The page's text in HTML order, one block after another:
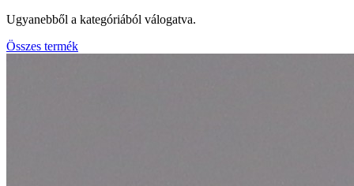
Ugyanebből a kategóriából válogatva.
Összes termék